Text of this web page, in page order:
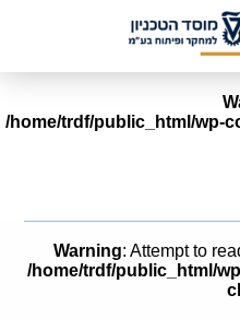
ייצור חומרים
/home/trdf/public_html/wp-
Warning: Attempt to
/home/trdf/public_html/